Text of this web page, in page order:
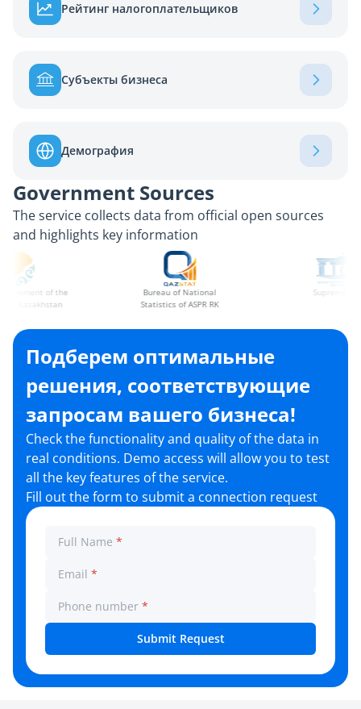
Рейтинг налогоплательщиков
Субъекты бизнеса
Демография
Government Sources
The service collects data from official open sources
and highlights key information
of the
of Kazakhstan
Bureau of National
Statistics of ASPR RK
Supreme
Подберем оптимальные
решения, соответствующие
запросам вашего бизнеса!
Check the functionality and quality of the data in
real conditions. Demo access will allow you to test
all the key features of the service.
Fill out the form to submit a connection request
Full Name *
Email *
Phone number *
Submit Request